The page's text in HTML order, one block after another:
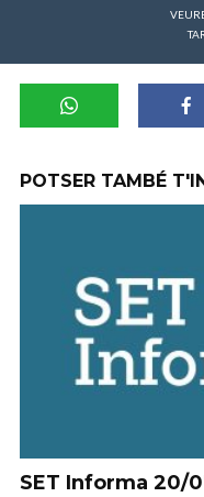
POTSER TAMBÉ
SET Informa 20/